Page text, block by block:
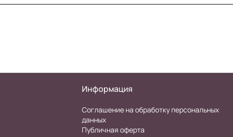
Информация
Соглашение на обработку персональных
данных
Публичная оферта